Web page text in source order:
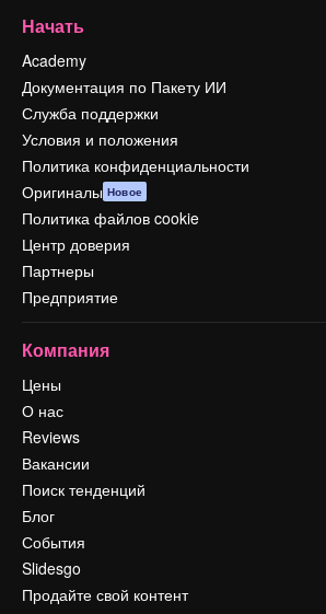
Начать
Academy
Документация по Пакету ИИ
Служба поддержки
Условия и положения
Политика конфиденциальности
Оригиналы Новое
Политика файлов cookie
Центр доверия
Партнеры
Предприятие
Компания
Цены
О нас
Reviews
Вакансии
Поиск тенденций
Блог
События
Slidesgo
Продайте свой контент